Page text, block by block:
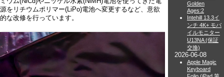
源をリチウムポリマー(LiPo)電池へ変更するなど、意欲
的な改修を行っています。
Golden
Ages:2
Intehill 13.3イ
ンチ 4K+ モバ
イルモニター
U13NA (保証
交換)
2026-06-08
Apple Magic
Keyboard